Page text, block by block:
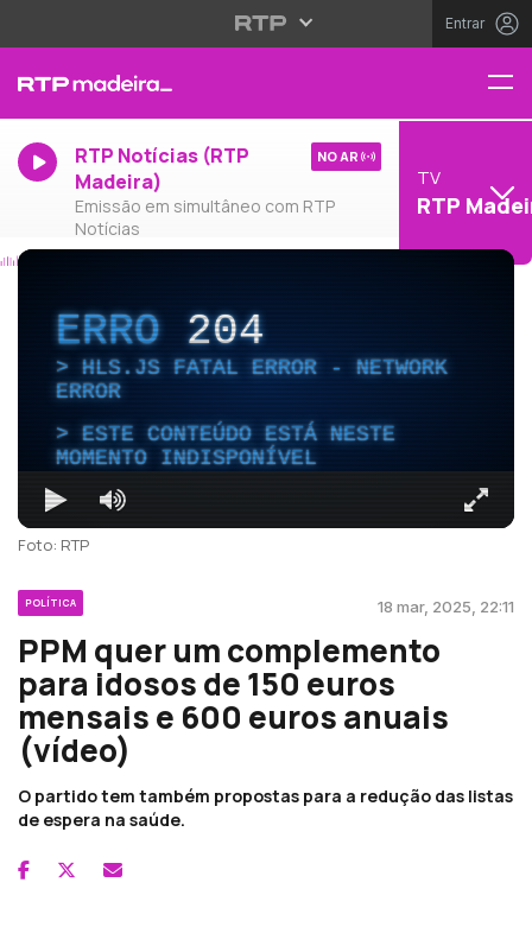
Entrar
RTP Notícias (RTP
Madeira)
Emissão em simultâneo com RTP
Notícias
NO AR
TV
RTP
ERRO204
HLS.JS FATAL ERROR - NETWORK
ERROR
ESTE CONTEÚDO ESTÁ NESTE
MOMENTO INDISPONÍVEL
Foto: RTP
POLÍTICA 18 mar, 2025, 22:11
PPM quer um complemento
para idosos de 150 euros
mensais e 600 euros anuais
(vídeo)
O partido tem também propostas para a redução das listas
de espera na saúde.